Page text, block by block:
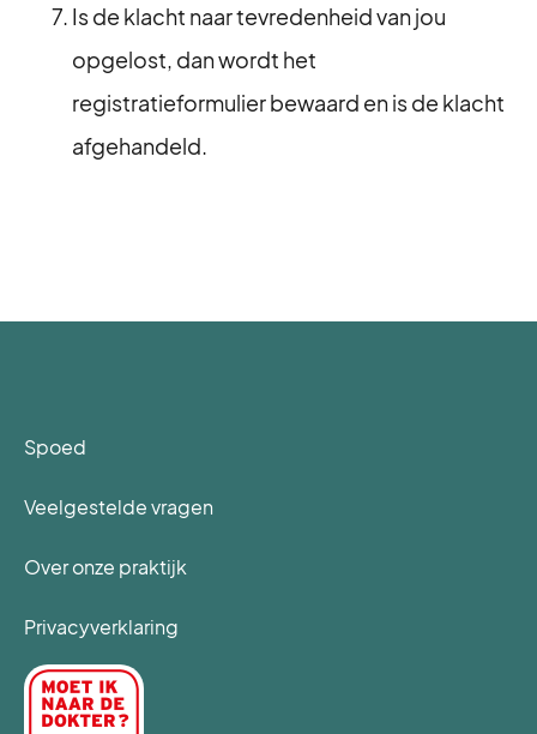
Is de klacht naar tevredenheid van jou
opgelost, dan wordt het
registratieformulier bewaard en is de klacht
afgehandeld.
Spoed
Veelgestelde vragen
Over onze praktijk
Privacyverklaring